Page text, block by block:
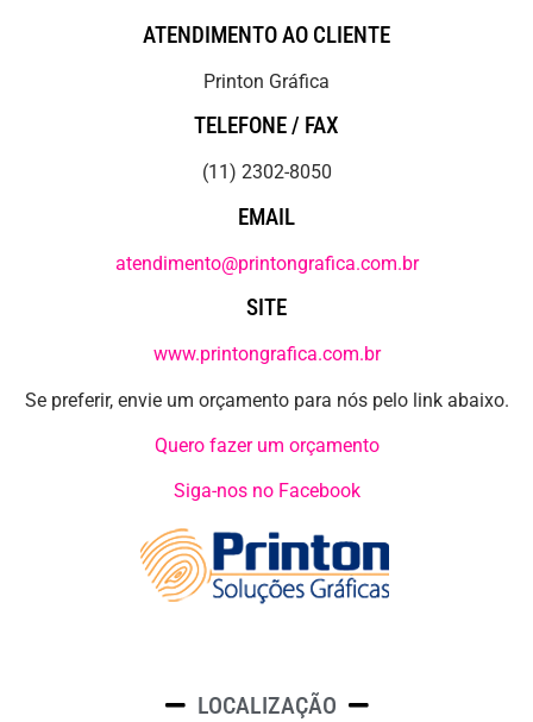
ATENDIMENTO AO CLIENTE
Printon Gráfica
TELEFONE / FAX
(11) 2302-8050
EMAIL
atendimento@printongrafica.com.br
SITE
www.printongrafica.com.br
Se preferir, envie um orçamento para nós pelo link abaixo.
Quero fazer um orçamento
Siga-nos no Facebook
LOCALIZAÇÃO